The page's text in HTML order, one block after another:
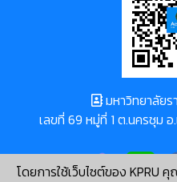
โดยการใช้เว็บไซต์ของ KPRU
มหาวิทยาลัย
เลขที่ 69 หมู่ที่ 1 ต.นครชุม